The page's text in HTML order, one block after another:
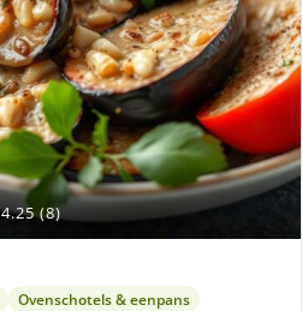
4.25 (8)
Ovenschotels & eenpans